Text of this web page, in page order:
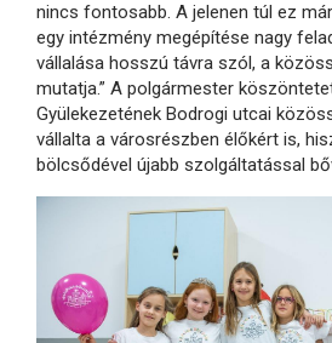
nincs fontosabb. A jelenen túl ez
egy intézmény megépítése nagy
vállalása hosszú távra szól, a
mutatja.” A polgármester
Gyülekezetének Bodrogi utcai
vállalta a városrészben élőkért is,
bölcsődével újabb szolgáltatással